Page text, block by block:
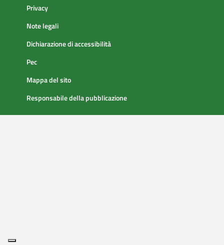
Privacy
Note legali
Dichiarazione di accessibilità
Pec
Mappa del sito
Responsabile della pubblicazione